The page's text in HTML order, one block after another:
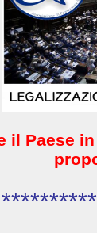
il Paese